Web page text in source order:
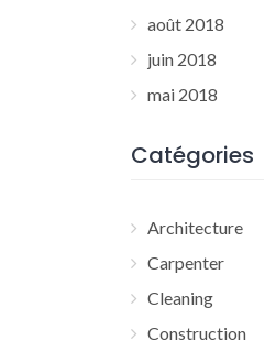
août 2018
juin 2018
mai 2018
Catégories
Architecture
Carpenter
Cleaning
Construction